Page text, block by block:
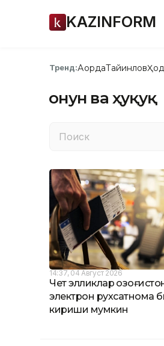
KAZINFORM
Тренд:АқордаТайинлов
Қонун ва ҳуқуқ
14:37, 04 Август 2026
Чет элликлар
электрон рухсатнома
кириши мумкин